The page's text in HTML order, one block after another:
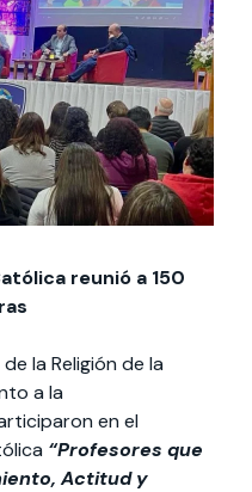
Facultades
y Donaciones
Noticias
estudiantiles
reunió a 150
la Religión de la
a la
en el
“Profesores que
Actitud y